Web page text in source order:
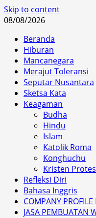
Skip to content
08/08/2026
Beranda
Hiburan
Mancanegara
Merajut Toleransi
Seputar Nusantara
Sketsa Kata
Keagaman
Budha
Hindu
Islam
Katolik Roma
Konghuchu
Kristen
Refleksi Diri
Bahasa Inggris
COMPANY
JASA PEMBUATAN